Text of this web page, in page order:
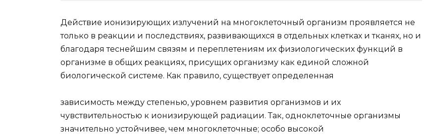
Действие ионизирующих излучений на многоклеточный организм проявляется не
только в реакции и последствиях, развивающихся в отдельных клетках и тканях, но и
благодаря теснейшим связям и переплетениям их физиологических функций в
организме в общих реакциях, присущих организму как единой сложной
биологической системе. Как правило, существует определенная
зависимость между степенью, уровнем развития организмов и их
чувствительностью к ионизирующей радиации. Так, одноклеточные организмы
значительно устойчивее, чем многоклеточные; особо высокой